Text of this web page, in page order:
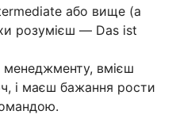
або вище (а
розумієш — Das ist
менеджменту, вмієш
і маєш бажання рости